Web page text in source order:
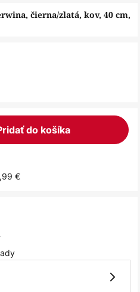
čierna/zlatá, kov, 40 cm,
do košíka
€